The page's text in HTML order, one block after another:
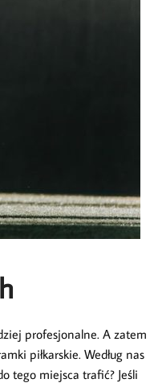
profesjonalne. A zatem
piłkarskie. Według nas
tego miejsca trafić? Jeśli